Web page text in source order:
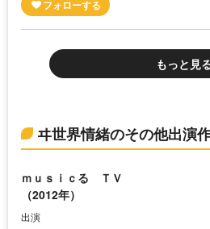
もっと見
ヰ世界情緒のその他出演
ｍｕｓｉｃる ＴＶ
（2012年）
出演